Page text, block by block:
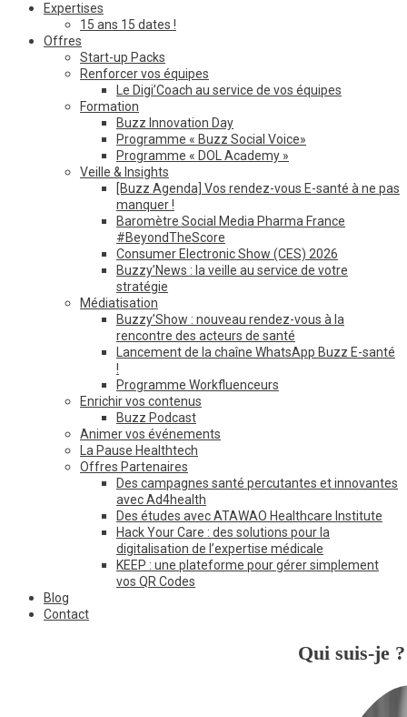
Expertises
15 ans 15 dates !
Offres
Start-up Packs
Renforcer vos équipes
Le Digi’Coach au service de vos équipes
Formation
Buzz Innovation Day
Programme « Buzz Social Voice»
Programme « DOL Academy »
Veille & Insights
[Buzz Agenda] Vos rendez-vous E-santé à ne pas
manquer !
Baromètre Social Media Pharma France
#BeyondTheScore
Consumer Electronic Show (CES) 2026
Buzzy’News : la veille au service de votre
stratégie
Médiatisation
Buzzy’Show : nouveau rendez-vous à la
rencontre des acteurs de santé
Lancement de la chaîne WhatsApp Buzz E-santé
!
Programme Workfluenceurs
Enrichir vos contenus
Buzz Podcast
Animer vos événements
La Pause Healthtech
Offres Partenaires
Des campagnes santé percutantes et innovantes
avec Ad4health
Des études avec ATAWAO Healthcare Institute
Hack Your Care : des solutions pour la
digitalisation de l’expertise médicale
KEEP : une plateforme pour gérer simplement
vos QR Codes
Blog
Contact
Qui suis-je ?